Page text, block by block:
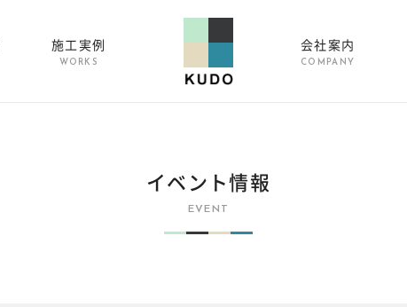
施工実例
WORKS
会社案内
COMPANY
イベント情報
EVENT